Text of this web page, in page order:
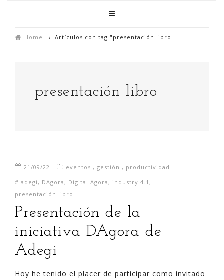
Home › Artículos con tag "presentación libro"
presentación libro
21/09/22 eventos , gestión , productividad
# adegi , DAgora , Digital Agora , industry 4.1 ,
presentación libro
Presentación de la
iniciativa DAgora de
Adegi
Hoy he tenido el placer de participar como invitado